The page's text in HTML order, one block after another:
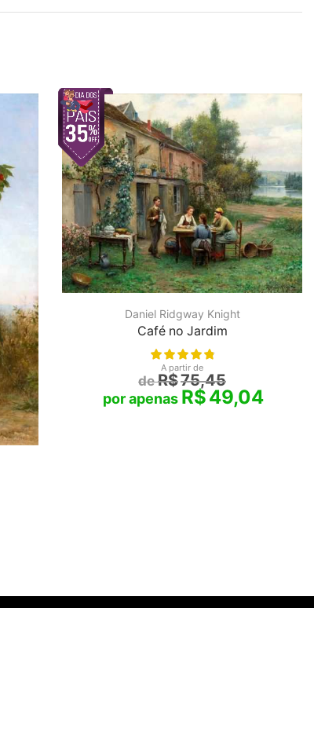
Daniel Ridgway Knight
Café no Jardim
A partir de
R$75,45
R$49,04